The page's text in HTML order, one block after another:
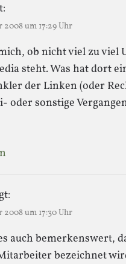
2008 um 17:29 Uhr
ob nicht viel zu viel
steht. Was hat dort
der Linken (oder
oder sonstige
2008 um 17:30 Uhr
auch bemerkenswert,
bezeichnet